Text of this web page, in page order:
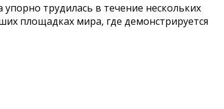
трудилась в течение нескольких
площадках мира, где демонстрируется